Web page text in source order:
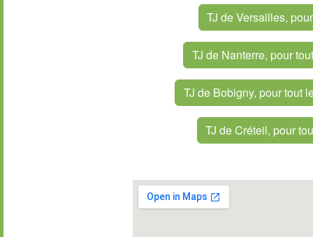
TJ de Versailles,
TJ de Nanterre, pour
TJ de Bobigny, pour tout
TJ de Créteil, pour